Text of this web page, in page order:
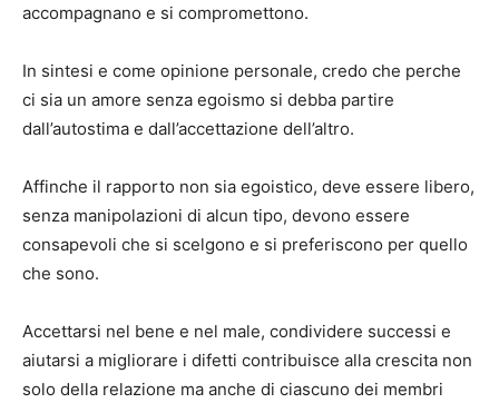
accompagnano e si compromettono.
In sintesi e come opinione personale, credo che perche
ci sia un amore senza egoismo si debba partire
dall’autostima e dall’accettazione dell’altro.
Affinche il rapporto non sia egoistico, deve essere libero,
senza manipolazioni di alcun tipo, devono essere
consapevoli che si scelgono e si preferiscono per quello
che sono.
Accettarsi nel bene e nel male, condividere successi e
aiutarsi a migliorare i difetti contribuisce alla crescita non
solo della relazione ma anche di ciascuno dei membri